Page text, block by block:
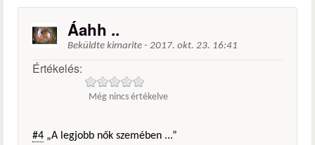
Áahh ..
Beküldte kimarite - 2017. okt. 23. 16:41
Értékelés:
Még nincs értékelve
#4 „A legjobb nők szemében ...”